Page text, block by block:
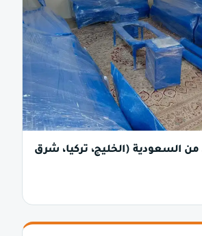
السعودية (الخليج، تركيا، شرق